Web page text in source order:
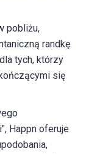
pobliżu,
randkę.
tych, którzy
się
Happn oferuje